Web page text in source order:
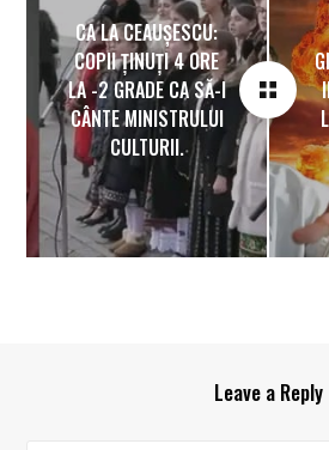
CA LA CEAUȘESCU:
COPII ȚINUȚI 4 ORE
LA -2 GRADE CA SĂ-I
CÂNTE MINISTRULUI
CULTURII.
Leave a Reply